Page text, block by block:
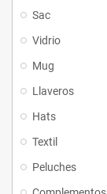
Sac
Vidrio
Mug
Llaveros
Hats
Textil
Peluches